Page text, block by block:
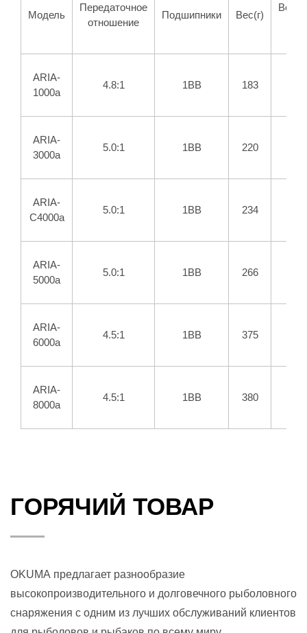
Модель
Передаточное
отношение
Подшипники Вес(г)
ARIA-
1000a
4.8:1 1BB 183
ARIA-
3000a
5.0:1 1BB 220
ARIA-
C4000a
5.0:1 1BB 234
ARIA-
5000a
5.0:1 1BB 266
ARIA-
6000a
4.5:1 1BB 375
ARIA-
8000a
4.5:1 1BB 380
ГОРЯЧИЙ ТОВАР
OKUMA предлагает разнообразие
высокопроизводительного и долговечного рыболовного
снаряжения с одним из лучших обслуживаний клиентов